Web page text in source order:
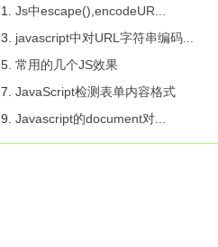
1. Js中escape(),encodeUR...
3. javascript中对URL字符串编码...
5. 常用的几个JS效果
7. JavaScript检测表单内容格式
9. Javascript的document对...